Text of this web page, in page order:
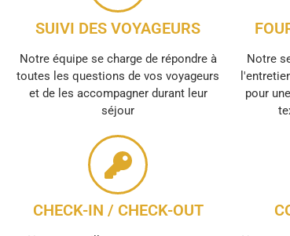
SUIVI DES VOYAGEURS
Notre équipe se charge de répondre à
toutes les questions de vos voyageurs
et de les accompagner durant leur
séjour
CHECK-IN / CHECK-OUT
Notre
pour